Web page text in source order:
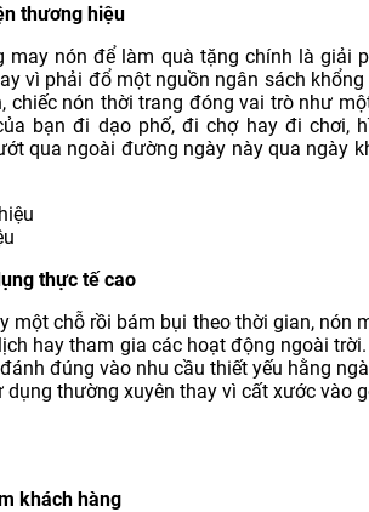
thương hiệu
nón để làm quà tặng chính là giải
vì phải đổ một nguồn ngân sách
nón thời trang đóng vai trò như
bạn đi dạo phố, đi chợ hay đi chơi,
qua ngoài đường ngày này qua ngày
thực tế cao
một chỗ rồi bám bụi theo thời gian, nón
hay tham gia các hoạt động ngoài
đúng vào nhu cầu thiết yếu hằng
thường xuyên thay vì cất xước vào
khách hàng